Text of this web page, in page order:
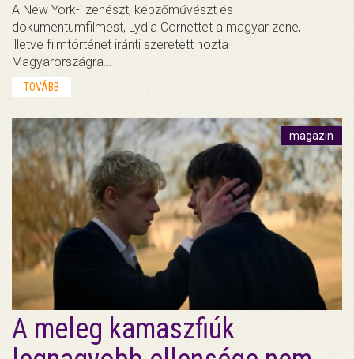
A New York-i zenészt, képzőművészt és
dokumentumfilmest, Lydia Cornettet a magyar zene,
illetve filmtörténet iránti szeretett hozta
Magyarországra…
TOVÁBB
magazin
A meleg kamaszfiúk